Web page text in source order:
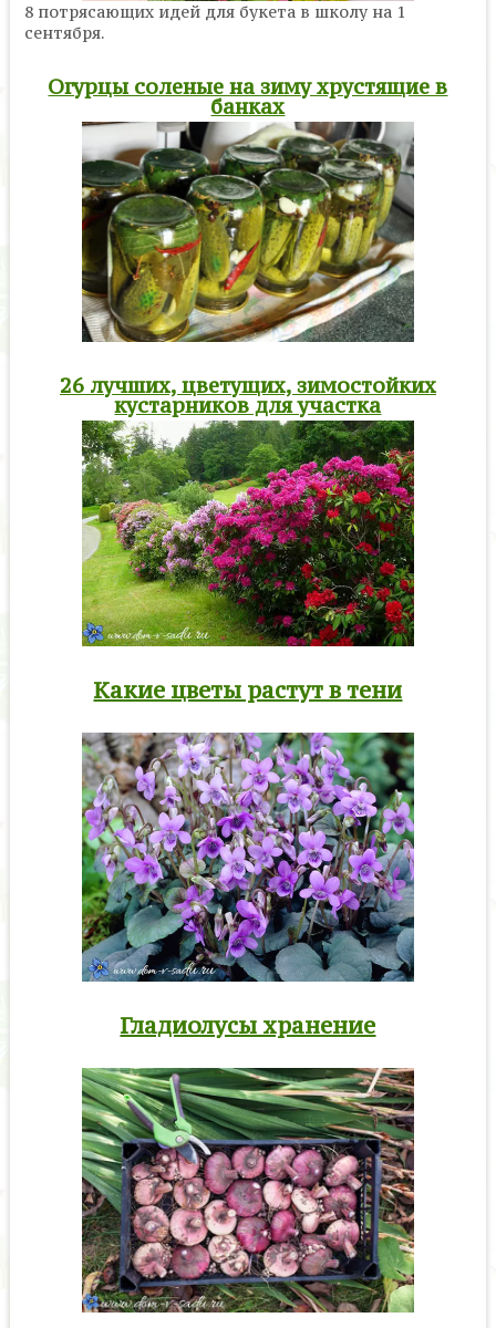
8 потрясающих идей для букета в школу на 1
сентября.
Огурцы соленые на зиму хрустящие в
банках
26 лучших, цветущих, зимостойких
кустарников для участка
Какие цветы растут в тени
Гладиолусы хранение